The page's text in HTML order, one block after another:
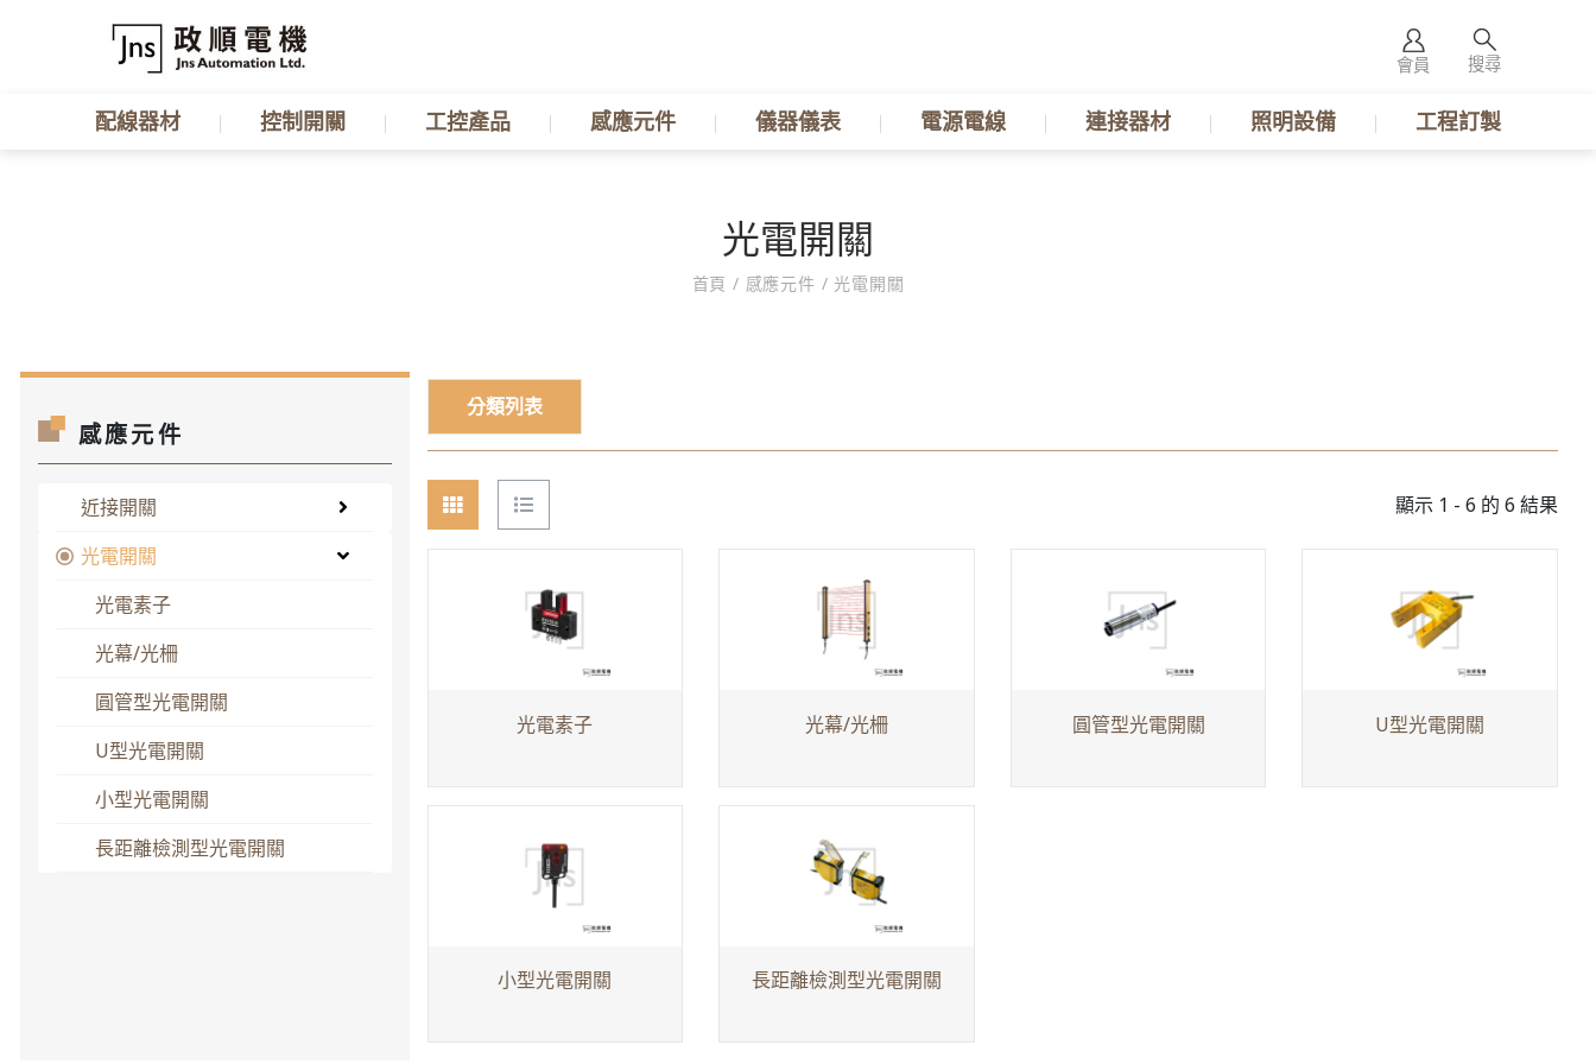
會員 搜尋
配線器材 控制開關 工控產品 感應元件 儀器儀表 電源電線 連接器材 照明設備 工程訂製
光電開關
首頁 / 感應元件 / 光電開關
感應元件
近接開關
光電開關
光電素子
光幕/光柵
圓管型光電開關
U型光電開關
小型光電開關
長距離檢測型光電開關
分類列表
顯示 1 - 6 的 6 結果
光電素子 光幕/光柵 圓管型光電開關 U型光電開關
小型光電開關 長距離檢測型光電開關